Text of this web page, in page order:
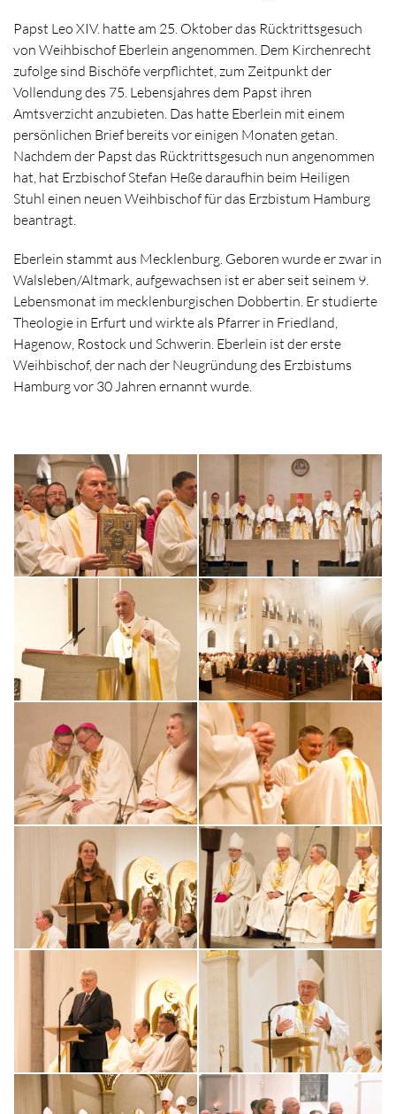
Papst Leo XIV. hatte am 25. Oktober das Rücktrittsgesuch
von Weihbischof Eberlein angenommen. Dem Kirchenrecht
zufolge sind Bischöfe verpflichtet, zum Zeitpunkt der
Vollendung des 75. Lebensjahres dem Papst ihren
Amtsverzicht anzubieten. Das hatte Eberlein mit einem
persönlichen Brief bereits vor einigen Monaten getan.
Nachdem der Papst das Rücktrittsgesuch nun angenommen
hat, hat Erzbischof Stefan Heße daraufhin beim Heiligen
Stuhl einen neuen Weihbischof für das Erzbistum Hamburg
beantragt.
Eberlein stammt aus Mecklenburg. Geboren wurde er zwar in
Walsleben/Altmark, aufgewachsen ist er aber seit seinem 9.
Lebensmonat im mecklenburgischen Dobbertin. Er studierte
Theologie in Erfurt und wirkte als Pfarrer in Friedland,
Hagenow, Rostock und Schwerin. Eberlein ist der erste
Weihbischof, der nach der Neugründung des Erzbistums
Hamburg vor 30 Jahren ernannt wurde.